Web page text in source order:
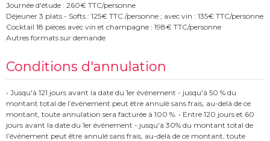
Journée d'étude : 260€ TTC/personne
Déjeuner 3 plats - Softs : 125€ TTC /personne ; avec vin : 135€ TTC/personne
Cocktail 18 pièces avec vin et champagne : 198€ TTC/personne
Autres formats sur demande
Conditions d'annulation
• Jusqu'à 121 jours avant la date du 1er événement - jusqu'à 50 % du
montant total de l’événement peut être annulé sans frais, au-delà de ce
montant, toute annulation sera facturée à 100 %. • Entre 120 jours et 60
jours avant la date du 1er événement - jusqu'à 30% du montant total de
l’événement peut être annulé sans frais, au-delà de ce montant, toute